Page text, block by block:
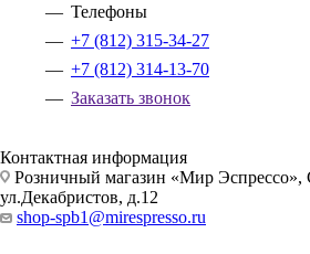
Телефоны
+7 (812) 315-34-27
+7 (812) 314-13-70
Заказать звонок
Контактная информация
Розничный магазин «Мир Эспрессо»,
ул.Декабристов, д.12
shop-spb1@mirespresso.ru